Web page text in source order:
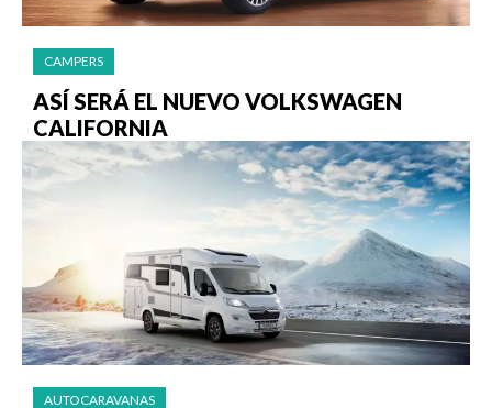
CAMPERS
ASÍ SERÁ EL NUEVO VOLKSWAGEN
CALIFORNIA
AUTOCARAVANAS